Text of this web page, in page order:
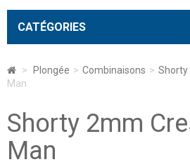
CATÉGORIES
> Plongée > Combinaisons > Shorty
Man
Shorty 2mm
Man